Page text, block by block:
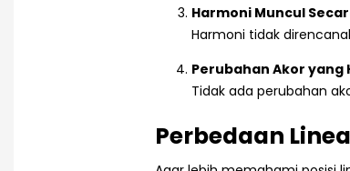
Harmoni Muncul
Harmoni tidak
Perubahan Akor yang
Tidak ada perubahan
Perbedaan